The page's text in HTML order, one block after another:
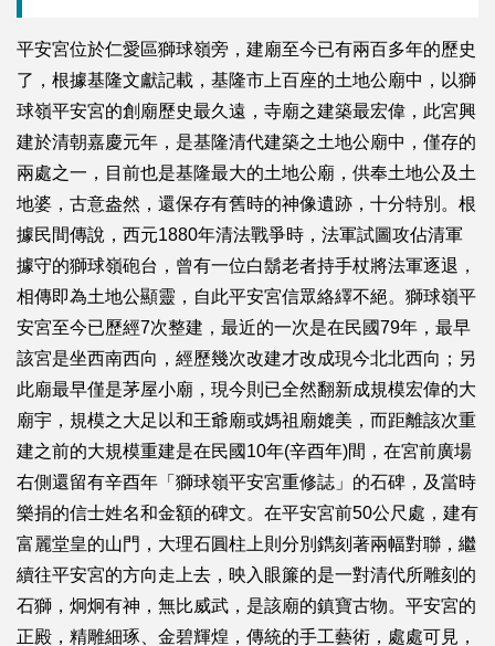
平安宮位於仁愛區獅球嶺旁，建廟至今已有兩百多年的歷史
了，根據基隆文獻記載，基隆市上百座的土地公廟中，以獅
球嶺平安宮的創廟歷史最久遠，寺廟之建築最宏偉，此宮興
建於清朝嘉慶元年，是基隆清代建築之土地公廟中，僅存的
兩處之一，目前也是基隆最大的土地公廟，供奉土地公及土
地婆，古意盎然，還保存有舊時的神像遺跡，十分特別。根
據民間傳說，西元1880年清法戰爭時，法軍試圖攻佔清軍
據守的獅球嶺砲台，曾有一位白鬍老者持手杖將法軍逐退，
相傳即為土地公顯靈，自此平安宮信眾絡繹不絕。獅球嶺平
安宮至今已歷經7次整建，最近的一次是在民國79年，最早
該宮是坐西南西向，經歷幾次改建才改成現今北北西向；另
此廟最早僅是茅屋小廟，現今則已全然翻新成規模宏偉的大
廟宇，規模之大足以和王爺廟或媽祖廟媲美，而距離該次重
建之前的大規模重建是在民國10年(辛酉年)間，在宮前廣場
右側還留有辛酉年「獅球嶺平安宮重修誌」的石碑，及當時
樂捐的信士姓名和金額的碑文。在平安宮前50公尺處，建有
富麗堂皇的山門，大理石圓柱上則分別鐫刻著兩幅對聯，繼
續往平安宮的方向走上去，映入眼簾的是一對清代所雕刻的
石獅，炯炯有神，無比威武，是該廟的鎮寶古物。平安宮的
正殿，精雕細琢、金碧輝煌，傳統的手工藝術，處處可見，